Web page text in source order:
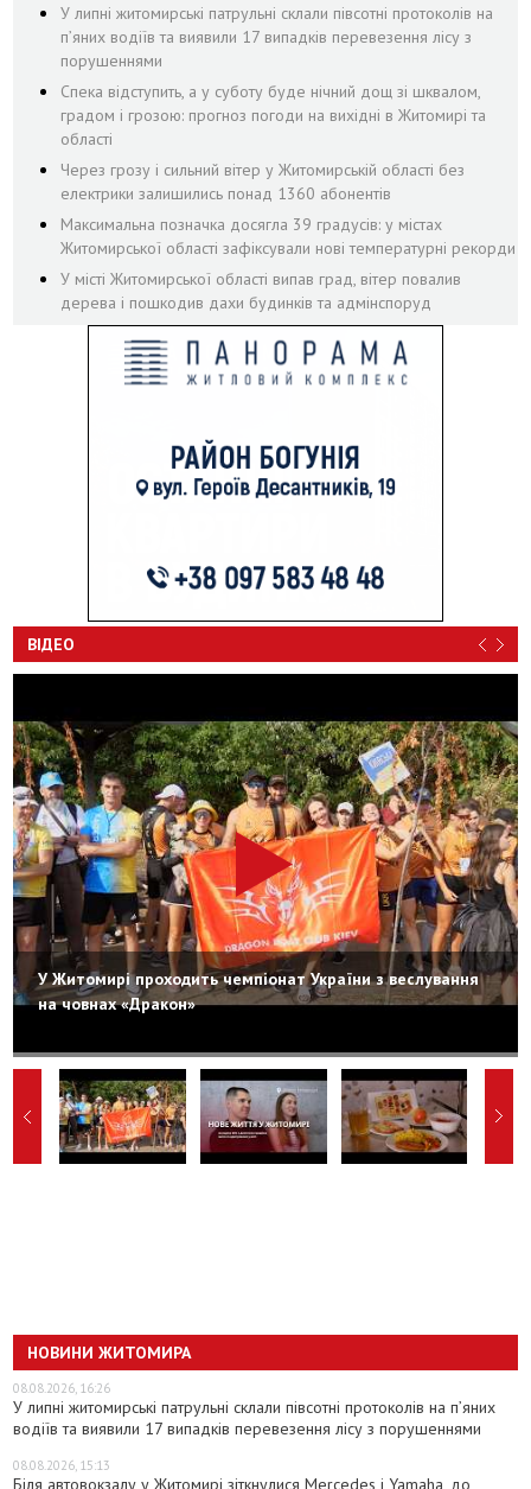
У липні житомирські патрульні склали півсотні протоколів на
пʼяних водіїв та виявили 17 випадків перевезення лісу з
порушеннями
Спека відступить, а у суботу буде нічний дощ зі шквалом,
градом і грозою: прогноз погоди на вихідні в Житомирі та
області
Через грозу і сильний вітер у Житомирській області без
електрики залишились понад 1360 абонентів
Максимальна позначка досягла 39 градусів: у містах
Житомирської області зафіксували нові температурні рекорди
У місті Житомирської області випав град, вітер повалив
дерева і пошкодив дахи будинків та адмінспоруд
ВІДЕО
У Житомирі проходить чемпіонат України з веслування
на човнах «Дракон»
НОВИНИ ЖИТОМИРА
08.08.2026, 16:26
У липні житомирські патрульні склали півсотні протоколів на пʼяних
водіїв та виявили 17 випадків перевезення лісу з порушеннями
08.08.2026, 15:13
Біля автовокзалу у Житомирі зіткнулися Mercedes і Yamaha, до